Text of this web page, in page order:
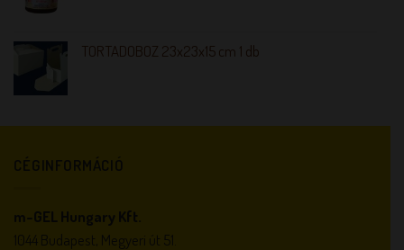
TORTADOBOZ 23x23x15 cm 1 db
CÉGINFORMÁCIÓ
m-GEL Hungary Kft.
1044 Budapest, Megyeri út 51.